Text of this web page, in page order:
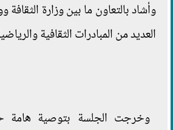
وأشاد بالتعاون ما بين وزارة الثقافة
العديد من المبادرات الثقافية
وخرجت الجلسة بتوصية